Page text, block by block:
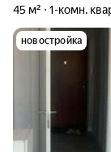
45 м² 1-комн.
новостройка